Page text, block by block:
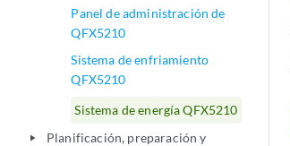
Panel de administración de
QFX5210
Sistema de enfriamiento
QFX5210
Sistema de energía QFX5210
play_arrow
Planificación, preparación y